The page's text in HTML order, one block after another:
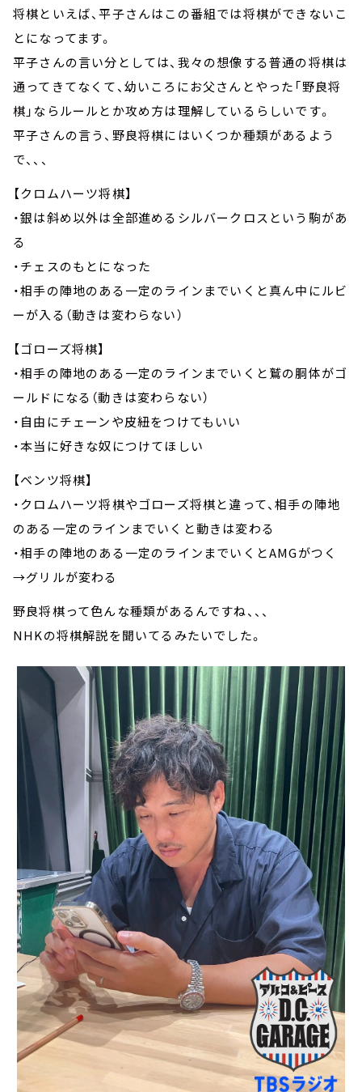
将棋といえば、平子さんはこの番組では将棋ができないこ
とになってます。
平子さんの言い分としては、我々の想像する普通の将棋は
通ってきてなくて、幼いころにお父さんとやった「野良将
棋」ならルールとか攻め方は理解しているらしいです。
平子さんの言う、野良将棋にはいくつか種類があるよう
で、、、
【クロムハーツ将棋】
・銀は斜め以外は全部進めるシルバークロスという駒があ
る
・チェスのもとになった
・相手の陣地のある一定のラインまでいくと真ん中にルビ
ーが入る（動きは変わらない）
【ゴローズ将棋】
・相手の陣地のある一定のラインまでいくと鷲の胴体がゴ
ールドになる（動きは変わらない）
・自由にチェーンや皮紐をつけてもいい
・本当に好きな奴につけてほしい
【ベンツ将棋】
・クロムハーツ将棋やゴローズ将棋と違って、相手の陣地
のある一定のラインまでいくと動きは変わる
・相手の陣地のある一定のラインまでいくとAMGがつく
→グリルが変わる
野良将棋って色んな種類があるんですね、、、
NHKの将棋解説を聞いてるみたいでした。